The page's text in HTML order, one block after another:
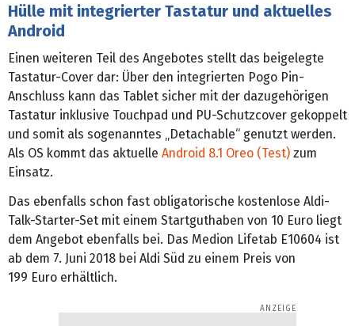
Hülle mit integrierter Tastatur und aktuelles
Android
Einen weiteren Teil des Angebotes stellt das beigelegte
Tastatur-Cover dar: Über den integrierten Pogo Pin-
Anschluss kann das Tablet sicher mit der dazugehörigen
Tastatur inklusive Touchpad und PU-Schutzcover gekoppelt
und somit als sogenanntes „Detachable“ genutzt werden.
Als OS kommt das aktuelle Android 8.1 Oreo (Test) zum
Einsatz.
Das ebenfalls schon fast obligatorische kostenlose Aldi-
Talk-Starter-Set mit einem Startguthaben von 10 Euro liegt
dem Angebot ebenfalls bei. Das Medion Lifetab E10604 ist
ab dem 7. Juni 2018 bei Aldi Süd zu einem Preis von
199 Euro erhältlich.